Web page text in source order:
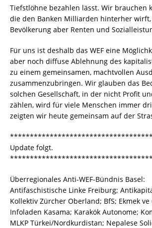
Tiefstlöhne bezahlen lässt. Wir brauchen
die den Banken Milliarden hinterher
Bevölkerung aber Renten und
Für uns ist deshalb das WEF eine
aber noch diffuse Ablehnung des
zu einem gemeinsamen, machtvollen
zusammenzubringen. Wir glauben das
solchen Gesellschaft, in der nicht Profit
zählen, wird für viele Menschen immer
zeigten wir heute gemeinsam auf der
Update folgt.
Überregionales Anti-WEF-Bündnis Basel:
Antifaschistische Linke Freiburg;
Kollektiv Zürcher Oberland; BfS; Ekmek
Infoladen Kasama; Karakök Autonome;
MLKP Türkei/Nordkurdistan; Nepalese